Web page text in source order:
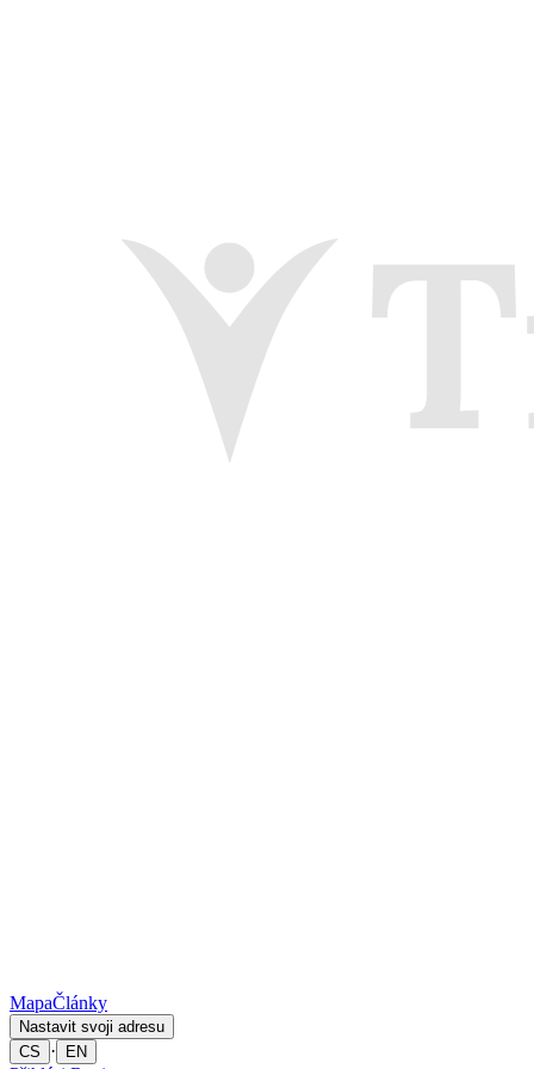
MapaČlánky
Nastavit svoji adresu
CS
· EN